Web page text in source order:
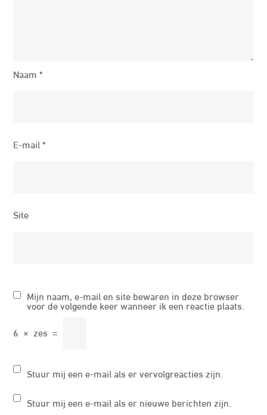
Naam*
E-mail*
Site
Mijn naam, e-mail en site bewaren in deze browser
voor de volgende keer wanneer ik een reactie plaats.
6 × zes =
Stuur mij een e-mail als er vervolgreacties zijn.
Stuur mij een e-mail als er nieuwe berichten zijn.